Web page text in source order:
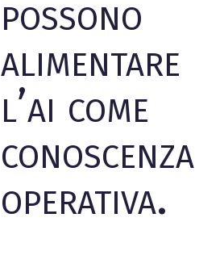
possono
alimentare
l’ai come
conoscenza
operativa.